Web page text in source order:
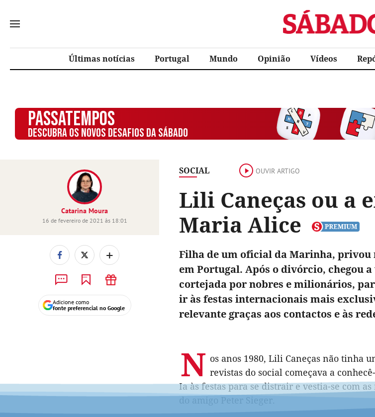
Sábado
Últimas notícias Portugal Mundo Opinião Vídeos
PASSATEMPOS
DESCUBRA OS NOVOS DESAFIOS DA SÁBADO
SOCIAL OUVIR ARTIGO
Lili Caneças ou a
Maria Alice
Catarina Moura
16 de fevereiro de 2021 às 18:01
+
Adicione como
fonte preferencial no Google
Filha de um oficial da Marinha, privou
em Portugal. Após o divórcio, chegou
cortejada por nobres e milionários,
ir às festas internacionais mais
relevante graças aos contactos e às
N os anos 1980, Lili Caneças não tinha
revistas do social começava a
Ia às festas para se distrair e vestia-se com
do amigo Peter Sieger.